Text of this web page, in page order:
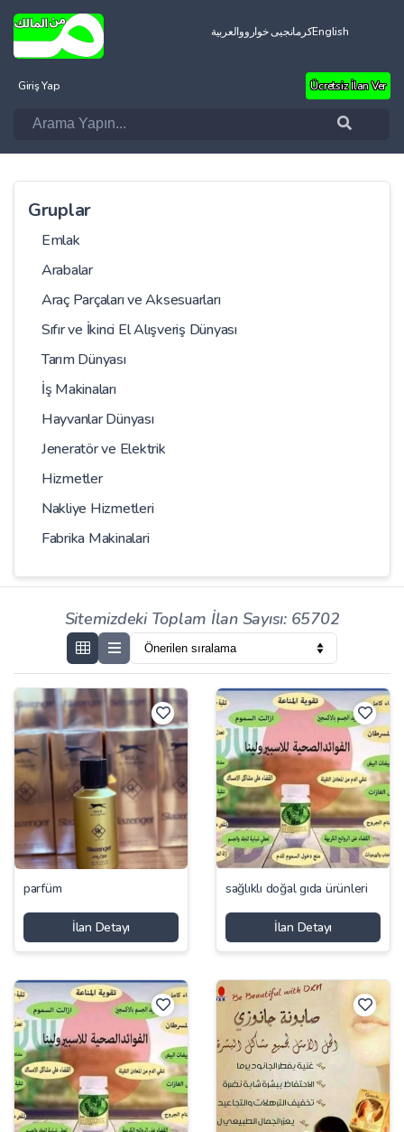
العربيةکرمانجیی خوارووEnglish
Giriş Yap Ücretsiz İlan Ver
Gruplar
Emlak
Arabalar
Araç Parçaları ve Aksesuarları
Sıfır ve İkinci El Alışveriş Dünyası
Tarım Dünyası
İş Makinaları
Hayvanlar Dünyası
Jeneratör ve Elektrik
Hizmetler
Nakliye Hizmetleri
Fabrika Makinalari
Sitemizdeki Toplam İlan Sayısı: 65702
parfüm
İlan Detayı
sağlıklı doğal gıda ürünleri
İlan Detayı